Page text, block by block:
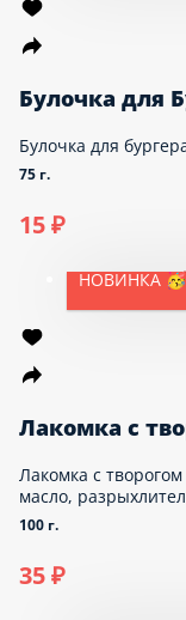
Русская кухня
Полуфабрикаты
Салаты